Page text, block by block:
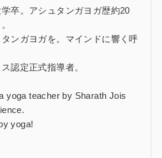
卒。アシュタンガヨガ歴約20
ンガヨガを。マインドに響く呼
認定正式指導者。
yoga teacher by Sharath Jois
yoga!